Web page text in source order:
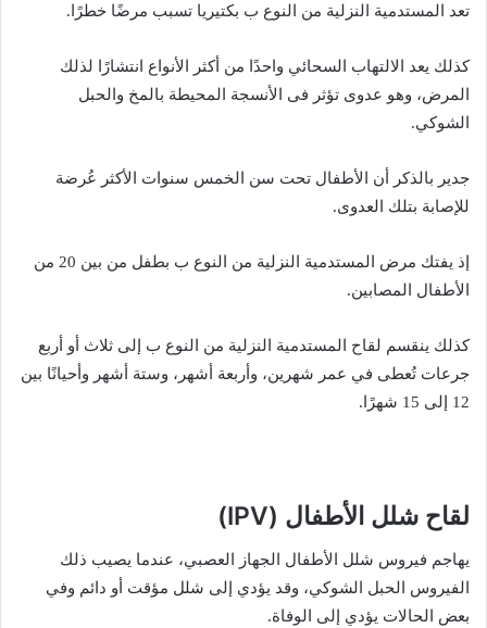
تعد المستدمية النزلية من النوع ب بكتيريا تسبب مرضًا خطرًا.
كذلك يعد الالتهاب السحائي واحدًا من أكثر الأنواع انتشارًا لذلك
المرض، وهو عدوى تؤثر فى الأنسجة المحيطة بالمخ والحبل
الشوكي.
جدير بالذكر أن الأطفال تحت سن الخمس سنوات الأكثر عُرضة
للإصابة بتلك العدوى.
إذ يفتك مرض المستدمية النزلية من النوع ب بطفل من بين 20 من
الأطفال المصابين.
كذلك ينقسم لقاح المستدمية النزلية من النوع ب إلى ثلاث أو أربع
جرعات تُعطى في عمر شهرين، وأربعة أشهر، وستة أشهر وأحيانًا بين
12 إلى 15 شهرًا.
لقاح شلل الأطفال (IPV)
يهاجم فيروس شلل الأطفال الجهاز العصبي، عندما يصيب ذلك
الفيروس الحبل الشوكي، وقد يؤدي إلى شلل مؤقت أو دائم وفي
بعض الحالات يؤدي إلى الوفاة.